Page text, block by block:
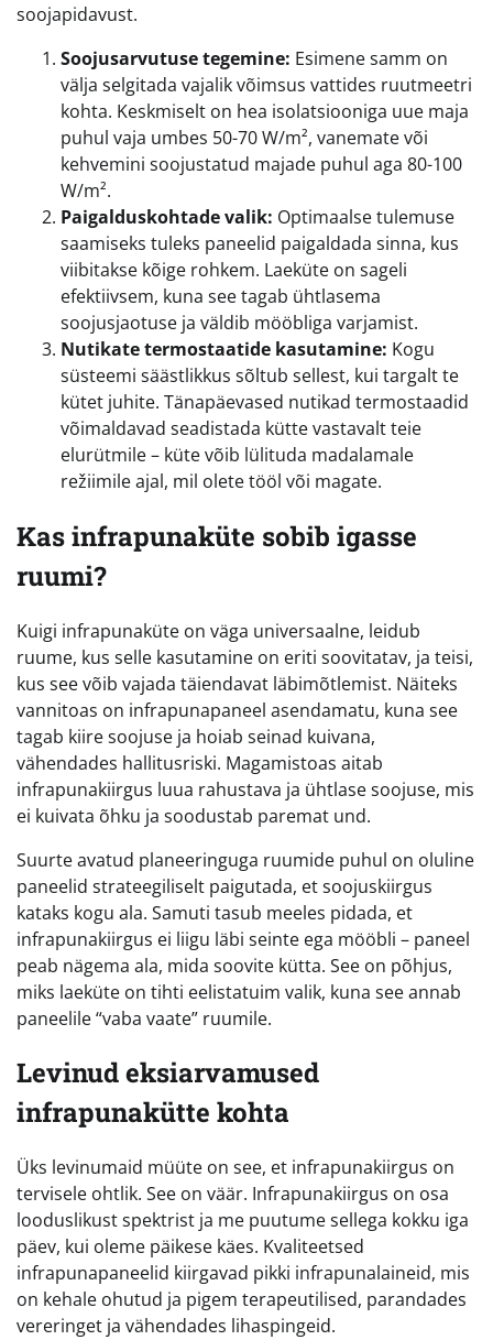
soojapidavust.
Soojusarvutuse tegemine: Esimene samm on
välja selgitada vajalik võimsus vattides ruutmeetri
kohta. Keskmiselt on hea isolatsiooniga uue maja
puhul vaja umbes 50-70 W/m², vanemate või
kehvemini soojustatud majade puhul aga 80-100
W/m².
Paigalduskohtade valik: Optimaalse tulemuse
saamiseks tuleks paneelid paigaldada sinna, kus
viibitakse kõige rohkem. Laeküte on sageli
efektiivsem, kuna see tagab ühtlasema
soojusjaotuse ja väldib mööbliga varjamist.
Nutikate termostaatide kasutamine: Kogu
süsteemi säästlikkus sõltub sellest, kui targalt te
kütet juhite. Tänapäevased nutikad termostaadid
võimaldavad seadistada kütte vastavalt teie
elurütmile – küte võib lülituda madalamale
režiimile ajal, mil olete tööl või magate.
Kas infrapunaküte sobib igasse
ruumi?
Kuigi infrapunaküte on väga universaalne, leidub
ruume, kus selle kasutamine on eriti soovitatav, ja teisi,
kus see võib vajada täiendavat läbimõtlemist. Näiteks
vannitoas on infrapunapaneel asendamatu, kuna see
tagab kiire soojuse ja hoiab seinad kuivana,
vähendades hallitusriski. Magamistoas aitab
infrapunakiirgus luua rahustava ja ühtlase soojuse, mis
ei kuivata õhku ja soodustab paremat und.
Suurte avatud planeeringuga ruumide puhul on oluline
paneelid strateegiliselt paigutada, et soojuskiirgus
kataks kogu ala. Samuti tasub meeles pidada, et
infrapunakiirgus ei liigu läbi seinte ega mööbli – paneel
peab nägema ala, mida soovite kütta. See on põhjus,
miks laeküte on tihti eelistatuim valik, kuna see annab
paneelile “vaba vaate” ruumile.
Levinud eksiarvamused
infrapunakütte kohta
Üks levinumaid müüte on see, et infrapunakiirgus on
tervisele ohtlik. See on väär. Infrapunakiirgus on osa
looduslikust spektrist ja me puutume sellega kokku iga
päev, kui oleme päikese käes. Kvaliteetsed
infrapunapaneelid kiirgavad pikki infrapunalaineid, mis
on kehale ohutud ja pigem terapeutilised, parandades
vereringet ja vähendades lihaspingeid.